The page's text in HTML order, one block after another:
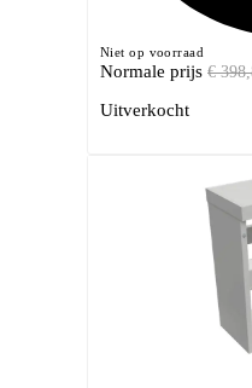
Niet op voorraad
Normale prijs €
Uitverkocht